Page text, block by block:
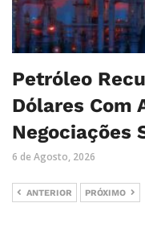
Petróleo
Dólares Com
Negociações
6 de Agosto, 2026
ANTERIOR PRÓXIMO